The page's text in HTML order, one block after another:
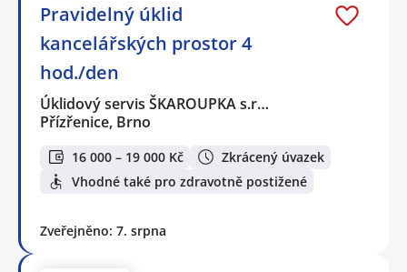
Pravidelný úklid
kancelářských prostor 4
hod./den
Úklidový servis ŠKAROUPKA s.r…
Přízřenice, Brno
16 000 – 19 000 Kč
Zkrácený úvazek
Vhodné také pro zdravotně postižené
Zveřejněno: 7. srpna